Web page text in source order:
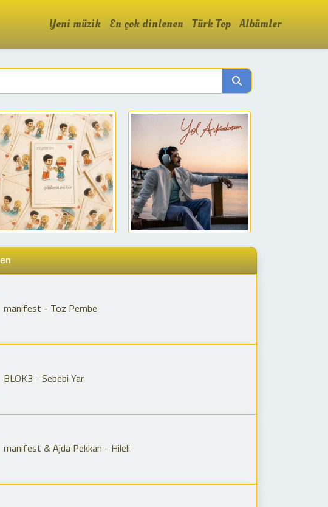
Yeni müzik En çok dinlenen Türk Top Albümler
manifest - Toz Pembe
BLOK3 - Sebebi Yar
manifest & Ajda Pekkan - Hileli